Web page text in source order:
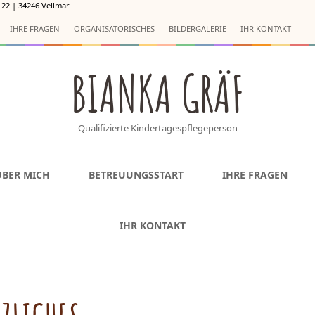
| 34246 Vellmar
IHRE FRA­GEN ORGA­NI­SA­TO­RI­SCHES BIL­DER­GA­LE­RIE IHR KON­TAKT
BIANKA GRÄF
Qualifizierte Kindertagespflegeperson
MICH BETREU­UNGS­START IHRE FRA­GEN
IHR KON­TAKT